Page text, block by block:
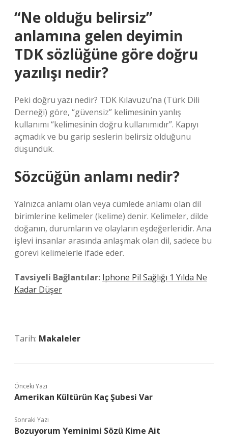
“Ne olduğu belirsiz”
anlamına gelen deyimin
TDK sözlüğüne göre doğru
yazılışı nedir?
Peki doğru yazı nedir? TDK Kılavuzu’na (Türk Dili
Derneği) göre, “güvensiz” kelimesinin yanlış
kullanımı “kelimesinin doğru kullanımıdır”. Kapıyı
açmadık ve bu garip seslerin belirsiz olduğunu
düşündük.
Sözcüğün anlamı nedir?
Yalnızca anlamı olan veya cümlede anlamı olan dil
birimlerine kelimeler (kelime) denir. Kelimeler, dilde
doğanın, durumların ve olayların eşdeğerleridir. Ana
işlevi insanlar arasında anlaşmak olan dil, sadece bu
görevi kelimelerle ifade eder.
Tavsiyeli Bağlantılar: Iphone Pil Sağlığı 1 Yılda Ne
Kadar Düşer
Tarih: Makaleler
Önceki Yazı
Amerikan Kültürün Kaç Şubesi Var
Sonraki Yazı
Bozuyorum Yeminimi Sözü Kime Ait